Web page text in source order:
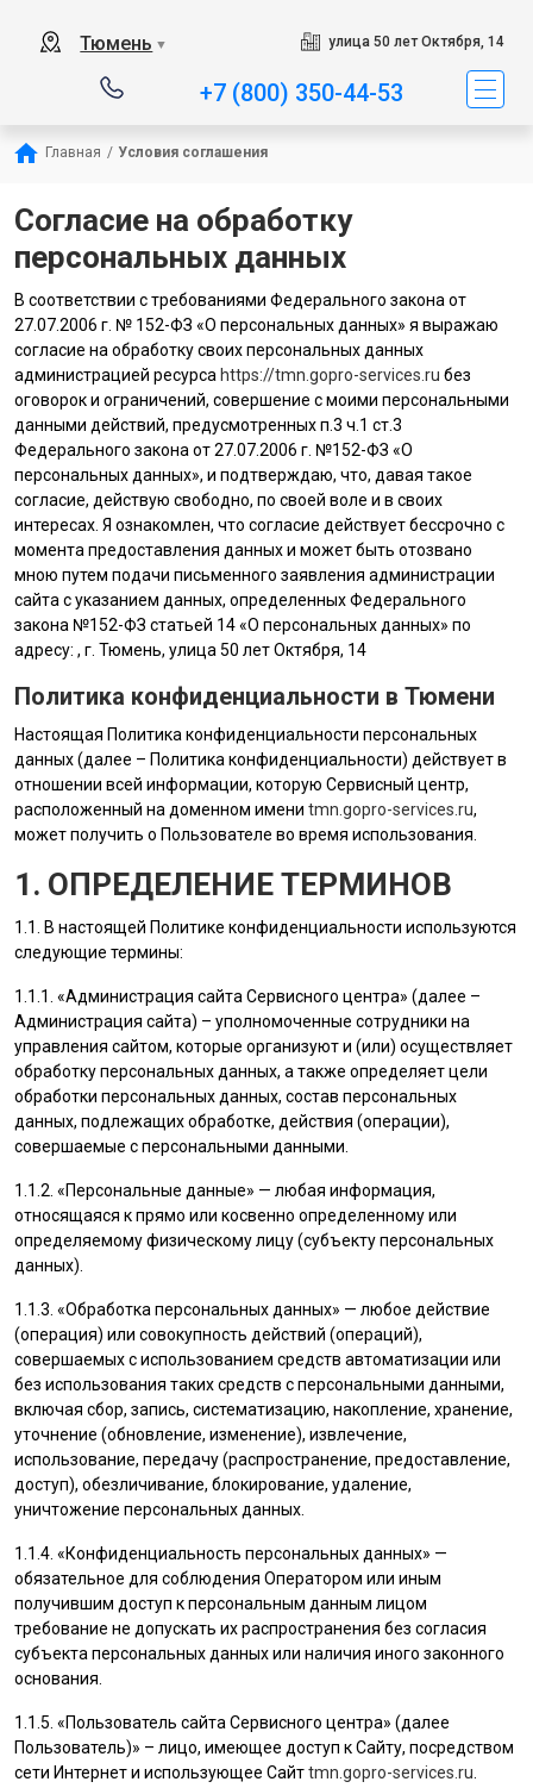
Тюмень ▼ улица 50 лет Октября, 14
+7 (800) 350-44-53
Главная / Условия соглашения
Согласие на обработку
персональных данных
В соответствии с требованиями Федерального закона от
27.07.2006 г. № 152-ФЗ «О персональных данных» я выражаю
согласие на обработку своих персональных данных
администрацией ресурса https://tmn.gopro-services.ru без
оговорок и ограничений, совершение с моими персональными
данными действий, предусмотренных п.3 ч.1 ст.3
Федерального закона от 27.07.2006 г. №152-ФЗ «О
персональных данных», и подтверждаю, что, давая такое
согласие, действую свободно, по своей воле и в своих
интересах. Я ознакомлен, что согласие действует бессрочно с
момента предоставления данных и может быть отозвано
мною путем подачи письменного заявления администрации
сайта с указанием данных, определенных Федерального
закона №152-ФЗ статьей 14 «О персональных данных» по
адресу: , г. Тюмень, улица 50 лет Октября, 14
Политика конфиденциальности в Тюмени
Настоящая Политика конфиденциальности персональных
данных (далее – Политика конфиденциальности) действует в
отношении всей информации, которую Сервисный центр,
расположенный на доменном имени tmn.gopro-services.ru,
может получить о Пользователе во время использования.
1. ОПРЕДЕЛЕНИЕ ТЕРМИНОВ
1.1. В настоящей Политике конфиденциальности используются
следующие термины:
1.1.1. «Администрация сайта Сервисного центра» (далее –
Администрация сайта) – уполномоченные сотрудники на
управления сайтом, которые организуют и (или) осуществляет
обработку персональных данных, а также определяет цели
обработки персональных данных, состав персональных
данных, подлежащих обработке, действия (операции),
совершаемые с персональными данными.
1.1.2. «Персональные данные» — любая информация,
относящаяся к прямо или косвенно определенному или
определяемому физическому лицу (субъекту персональных
данных).
1.1.3. «Обработка персональных данных» — любое действие
(операция) или совокупность действий (операций),
совершаемых с использованием средств автоматизации или
без использования таких средств с персональными данными,
включая сбор, запись, систематизацию, накопление, хранение,
уточнение (обновление, изменение), извлечение,
использование, передачу (распространение, предоставление,
доступ), обезличивание, блокирование, удаление,
уничтожение персональных данных.
1.1.4. «Конфиденциальность персональных данных» —
обязательное для соблюдения Оператором или иным
получившим доступ к персональным данным лицом
требование не допускать их распространения без согласия
субъекта персональных данных или наличия иного законного
основания.
1.1.5. «Пользователь сайта Сервисного центра» (далее
Пользователь)» – лицо, имеющее доступ к Сайту, посредством
сети Интернет и использующее Сайтtmn.gopro-services.ru